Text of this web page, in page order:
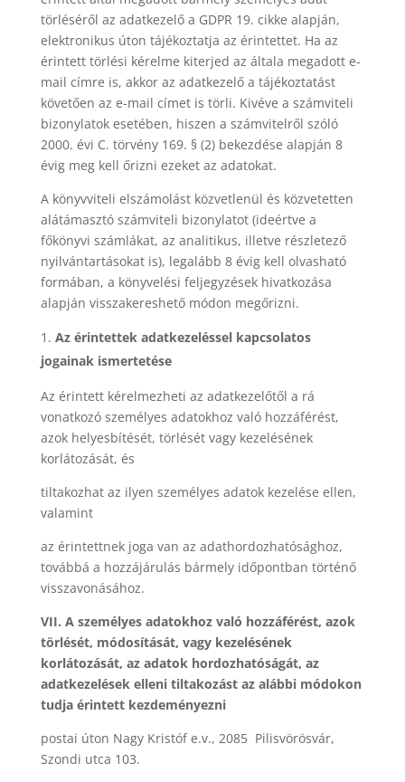
törléséről az adatkezelő a GDPR 19. cikke alapján,
elektronikus úton tájékoztatja az érintettet. Ha az
érintett törlési kérelme kiterjed az általa megadott e-
mail címre is, akkor az adatkezelő a tájékoztatást
követően az e-mail címet is törli. Kivéve a számviteli
bizonylatok esetében, hiszen a számvitelről szóló
2000. évi C. törvény 169. § (2) bekezdése alapján 8
évig meg kell őrizni ezeket az adatokat.
A könyvviteli elszámolást közvetlenül és közvetetten
alátámasztó számviteli bizonylatot (ideértve a
főkönyvi számlákat, az analitikus, illetve részletező
nyilvántartásokat is), legalább 8 évig kell olvasható
formában, a könyvelési feljegyzések hivatkozása
alapján visszakereshető módon megőrizni.
Az érintettek adatkezeléssel kapcsolatos
jogainak ismertetése
Az érintett kérelmezheti az adatkezelőtől a rá
vonatkozó személyes adatokhoz való hozzáférést,
azok helyesbítését, törlését vagy kezelésének
korlátozását, és
tiltakozhat az ilyen személyes adatok kezelése ellen,
valamint
az érintettnek joga van az adathordozhatósághoz,
továbbá a hozzájárulás bármely időpontban történő
visszavonásához.
VII. A személyes adatokhoz való hozzáférést, azok
törlését, módosítását, vagy kezelésének
korlátozását, az adatok hordozhatóságát, az
adatkezelések elleni tiltakozást az alábbi módokon
tudja érintett kezdeményezni
postai úton Nagy Kristóf e.v., 2085 Pilisvörösvár,
Szondi utca 103.